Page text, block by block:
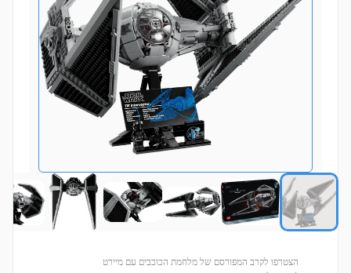
הצטרפו לקרב המפורסם של מלחמת הכוכבים עם מיירט